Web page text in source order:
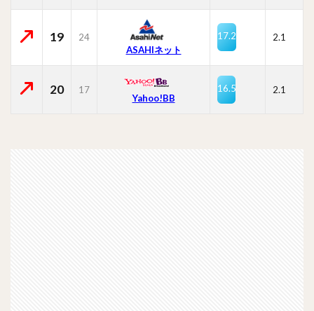
19
24
ASAHIネット
17.2 2.1
20 17
Yahoo!BB
16.5 2.1